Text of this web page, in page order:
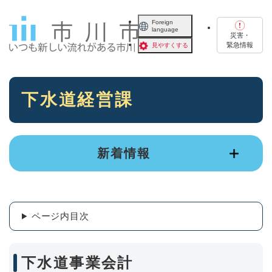
Foreign
language
見やすくする
災害・
緊急情報
本
下水道経営課
新着情報
ページ内目次
下水道事業会計